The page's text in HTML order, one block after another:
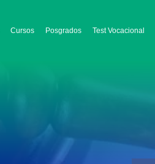
Cursos Posgrados Test Vocacional